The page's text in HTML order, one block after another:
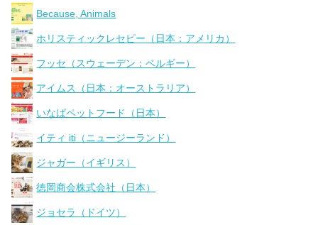
Because, Animals
ホリスティックレセピー（日本：アメリカ）
フッセ（スウェーデン：ベルギー）
アイムス（日本：オーストラリア）
いなばペットフード（日本）
イティ iti（ニュージーランド）
ジャガー（イギリス）
徳岡商会株式会社（日本）
ジョセラ（ドイツ）